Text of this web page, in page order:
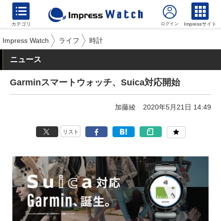
カテゴリ Impressサイト
Impress Watch ライフ 時計
ニュース
Garminスマートウォッチ、Suica対応開始
加藤綾 2020年5月21日 14:49
リスト